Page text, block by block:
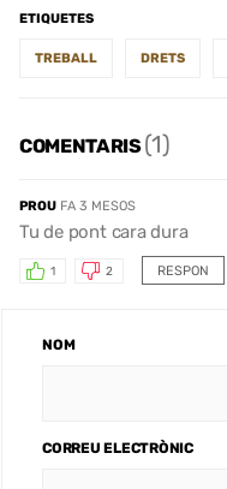
ETIQUETES
TREBALL DRETS
COMENTARIS(1)
PROU FA 3 MESOS
Tu de pont cara dura
RESPON
1 2
NOM
CORREU ELECTRÒNIC